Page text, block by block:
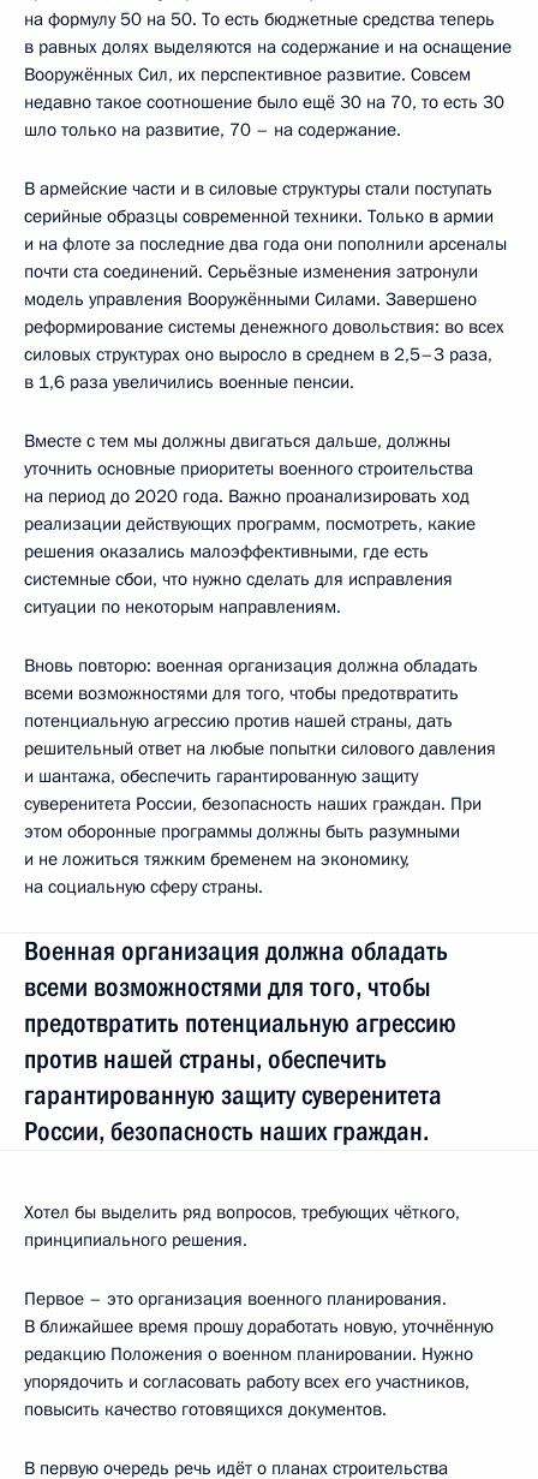
на формулу 50 на 50. То есть бюджетные средства теперь
в равных долях выделяются на содержание и на оснащение
Вооружённых Сил, их перспективное развитие. Совсем
недавно такое соотношение было ещё 30 на 70, то есть 30
шло только на развитие, 70 – на содержание.
В армейские части и в силовые структуры стали поступать
серийные образцы современной техники. Только в армии
и на флоте за последние два года они пополнили арсеналы
почти ста соединений. Серьёзные изменения затронули
модель управления Вооружёнными Силами. Завершено
реформирование системы денежного довольствия: во всех
силовых структурах оно выросло в среднем в 2,5–3 раза,
в 1,6 раза увеличились военные пенсии.
Вместе с тем мы должны двигаться дальше, должны
уточнить основные приоритеты военного строительства
на период до 2020 года. Важно проанализировать ход
реализации действующих программ, посмотреть, какие
решения оказались малоэффективными, где есть
системные сбои, что нужно сделать для исправления
ситуации по некоторым направлениям.
Вновь повторю: военная организация должна обладать
всеми возможностями для того, чтобы предотвратить
потенциальную агрессию против нашей страны, дать
решительный ответ на любые попытки силового давления
и шантажа, обеспечить гарантированную защиту
суверенитета России, безопасность наших граждан. При
этом оборонные программы должны быть разумными
и не ложиться тяжким бременем на экономику,
на социальную сферу страны.
Военная организация должна обладать
всеми возможностями для того, чтобы
предотвратить потенциальную агрессию
против нашей страны, обеспечить
гарантированную защиту суверенитета
России, безопасность наших граждан.
Хотел бы выделить ряд вопросов, требующих чёткого,
принципиального решения.
Первое – это организация военного планирования.
В ближайшее время прошу доработать новую, уточнённую
редакцию Положения о военном планировании. Нужно
упорядочить и согласовать работу всех его участников,
повысить качество готовящихся документов.
В первую очередь речь идёт о планах строительства